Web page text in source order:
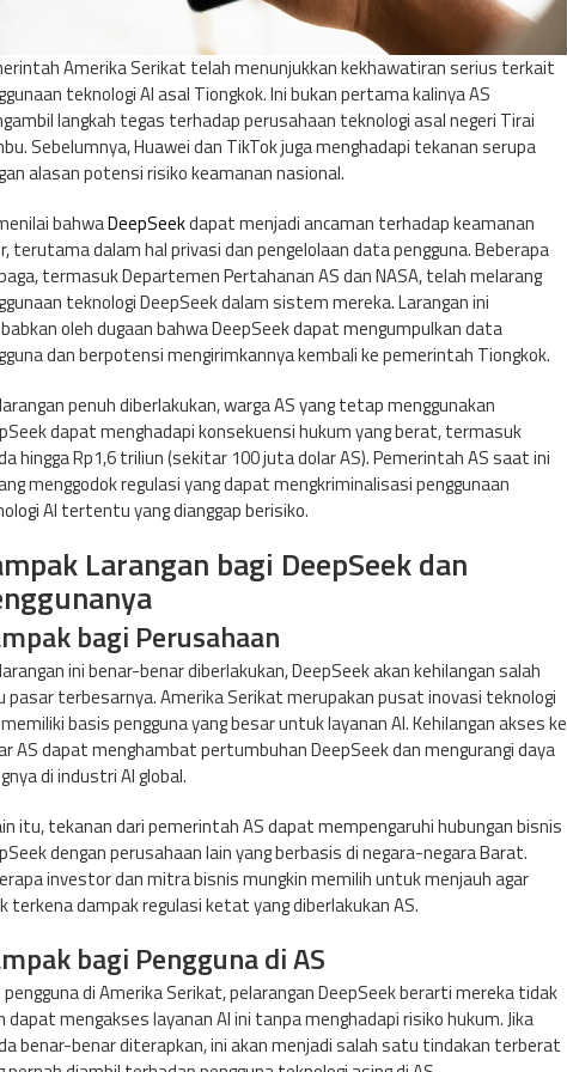
Amerika Serikat telah menunjukkan kekhawatiran serius terkait
teknologi AI asal Tiongkok. Ini bukan pertama kalinya AS
langkah tegas terhadap perusahaan teknologi asal negeri Tirai
Sebelumnya, Huawei dan TikTok juga menghadapi tekanan serupa
alasan potensi risiko keamanan nasional.
bahwaDeepSeekdapat menjadi ancaman terhadap keamanan
terutama dalam hal privasi dan pengelolaan data pengguna. Beberapa
termasuk Departemen Pertahanan AS dan NASA, telah melarang
teknologi DeepSeek dalam sistem mereka. Larangan ini
oleh dugaan bahwa DeepSeek dapat mengumpulkan data
dan berpotensi mengirimkannya kembali ke pemerintah Tiongkok.
penuh diberlakukan, warga AS yang tetap menggunakan
dapat menghadapi konsekuensi hukum yang berat, termasuk
hingga Rp1,6 triliun (sekitar 100 juta dolar AS). Pemerintah AS saat ini
menggodok regulasi yang dapat mengkriminalisasi penggunaan
AI tertentu yang dianggap berisiko.
Larangan bagi DeepSeek dan
bagi Perusahaan
ini benar-benar diberlakukan, DeepSeek akan kehilangan salah
pasar terbesarnya. Amerika Serikat merupakan pusat inovasi teknologi
basis pengguna yang besar untuk layanan AI. Kehilangan akses ke
AS dapat menghambat pertumbuhan DeepSeek dan mengurangi daya
di industri AI global.
itu, tekanan dari pemerintah AS dapat mempengaruhi hubungan bisnis
dengan perusahaan lain yang berbasis di negara-negara Barat.
investor dan mitra bisnis mungkin memilih untuk menjauh agar
terkena dampak regulasi ketat yang diberlakukan AS.
bagi Pengguna di AS
pengguna di Amerika Serikat, pelarangan DeepSeek berarti mereka tidak
dapat mengakses layanan AI ini tanpa menghadapi risiko hukum. Jika
benar-benar diterapkan, ini akan menjadi salah satu tindakan terberat